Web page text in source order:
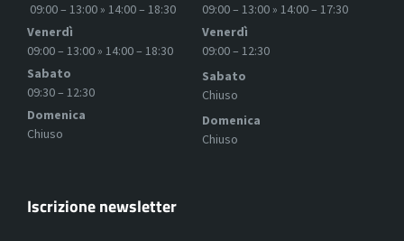
09:00 – 13:00 » 14:00 – 18:30
Venerdì
09:00 – 13:00 » 14:00 – 18:30
Sabato
09:30 – 12:30
Domenica
Chiuso
09:00 – 13:00 » 14:00 – 17:30
Venerdì
09:00 – 12:30
Sabato
Chiuso
Domenica
Chiuso
Iscrizione newsletter